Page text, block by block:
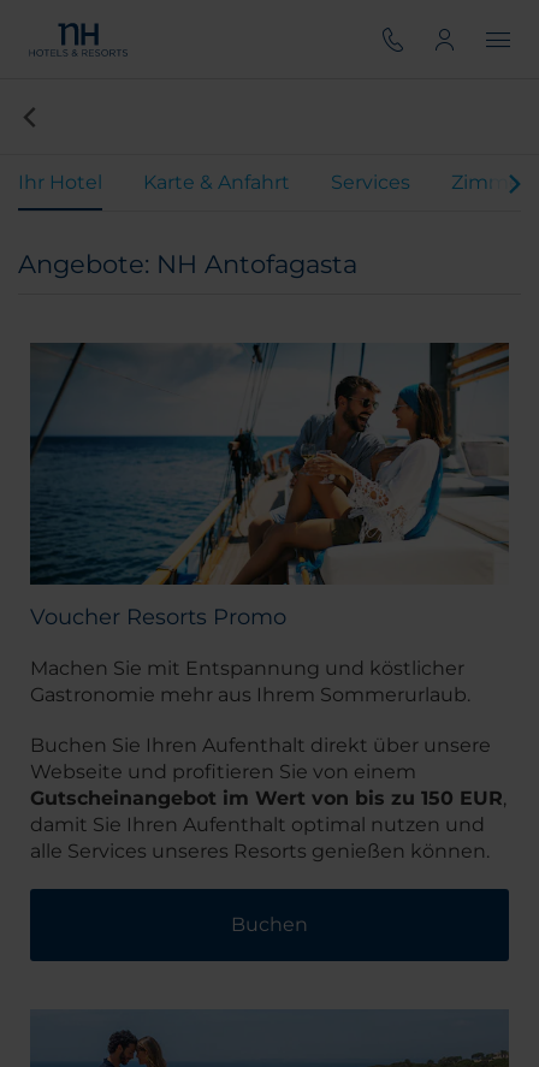
Ihr Hotel Karte & Anfahrt Services Zimmer
Angebote: NH Antofagasta
Voucher Resorts Promo
Machen Sie mit Entspannung und köstlicher
Gastronomie mehr aus Ihrem Sommerurlaub.
Buchen Sie Ihren Aufenthalt direkt über unsere
Webseite und profitieren Sie von einem
Gutscheinangebot im Wert von bis zu 150 EUR,
damit Sie Ihren Aufenthalt optimal nutzen und
alle Services unseres Resorts genießen können.
Buchen